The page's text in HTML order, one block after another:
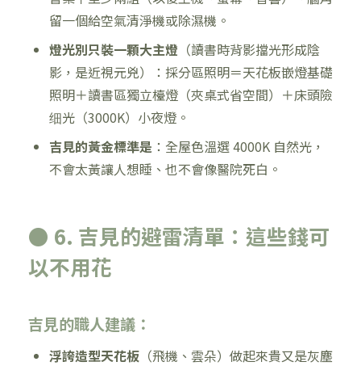
留一個給空氣清淨機或除濕機。
燈光別只裝一顆大主燈（讀書時背影擋光形成陰
影，是近視元兇）：採分區照明＝天花板嵌燈基礎
照明＋讀書區獨立檯燈（夾桌式省空間）＋床頭險
细光（3000K）小夜燈。
吉見的黃金標準是：全屋色溫選 4000K 自然光，
不會太黃讓人想睡、也不會像醫院死白。
● 6. 吉見的避雷清單：這些錢可
以不用花
吉見的職人建議：
浮誇造型天花板（飛機、雲朵）做起來貴又是灰塵